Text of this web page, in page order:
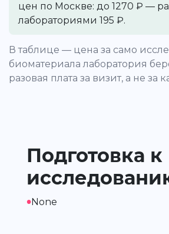
цен по Москве: до 1270 ₽ —
лабораториями 195 ₽.
В таблице — цена за само
биоматериала лаборатория
разовая плата за визит, а не за
Подготовка к
•None